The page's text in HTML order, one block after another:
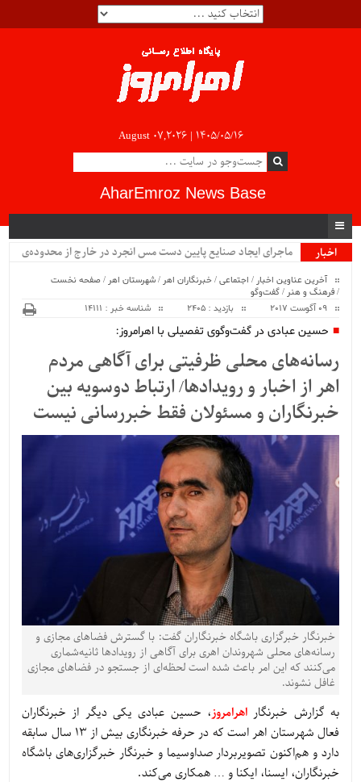
August 07,2026 | ۱۴۰۵/۰۵/۱۶
AharEmroz News Base
اخبار
ماجرای ایجاد صنایع پایین دست مس انجرد در خارج از محدوده‌ی
آخرین عناوین اخبار / اجتماعی/خبرنگاران اهر /شهرستان اهر /صفحه نخست
/فرهنگ و هنر /گفت‌وگو
09 آگوست 2017
بازدید : 2405 شناسه خبر : 14111
حسین عبادی در گفت‌وگوی تفصیلی با اهرامروز:
رسانه‌های محلی ظرفیتی برای آگاهی مردم
اهر از اخبار و رویدادها/ ارتباط دوسویه بین
خبرنگاران و مسئولان فقط خبررسانی نیست
خبرنگار خبرگزاری باشگاه خبرنگاران گفت: با گسترش فضاهای مجازی و
رسانه‌های محلی شهروندان اهری برای آگاهی از رویدادها ثانیه‌شماری
می‌کنند که این امر باعث شده است لحظه‌ای از جستجو در فضاهای مجازی
غافل نشوند.
به گزارش خبرنگاراهرامروز، حسین عبادی یکی دیگر از خبرنگاران
فعال شهرستان اهر است که در حرفه خبرنگاری بیش از 13 سال سابقه
دارد و هم‌اکنون تصویربردار صداوسیما و خبرنگار خبرگزاری‌های باشگاه
خبرنگاران، ایسنا، ایکنا و … همکاری می‌کند.